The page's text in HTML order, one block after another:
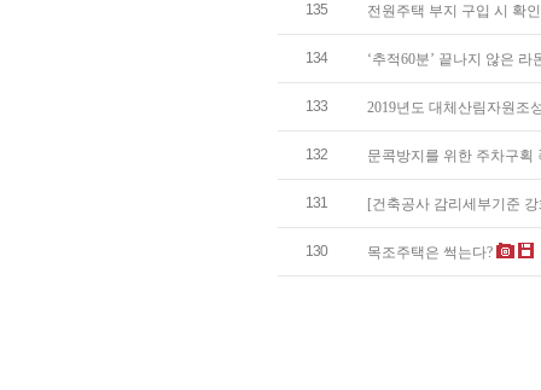
135 전원주택 부지 구입 시 확
134 ‘추적60분’ 끝나지 않은
133 2019년도 대체산림자원조
132 문콕방지를 위한 주차구획
131 [건축공사 감리세부기준
130 목조주택은 썩는다?